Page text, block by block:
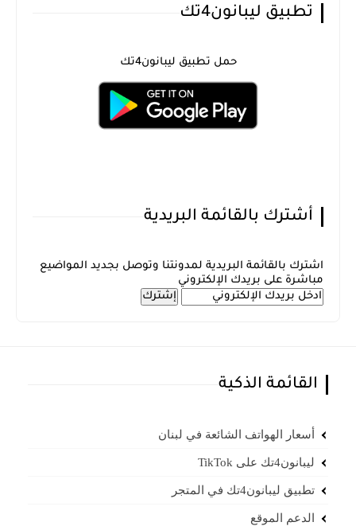
تطبيق ليبانون4تك
حمل تطبيق ليبانون4تك
أشترك بالقائمة البريدية
اشترك بالقائمة البريدية لمدونتنا وتوصل بجديد المواضيع
مباشرة على بريدك الإلكتروني
القائمة الذكية
أسعار الهواتف الشائعة في لبنان
ليبانون4تك على TikTok
تطبيق ليبانون4تك في المتجر
الدعم الموقع